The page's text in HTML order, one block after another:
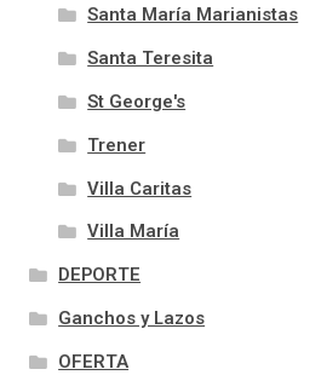
Santa María Marianistas
Santa Teresita
St George's
Trener
Villa Caritas
Villa María
DEPORTE
Ganchos y Lazos
OFERTA